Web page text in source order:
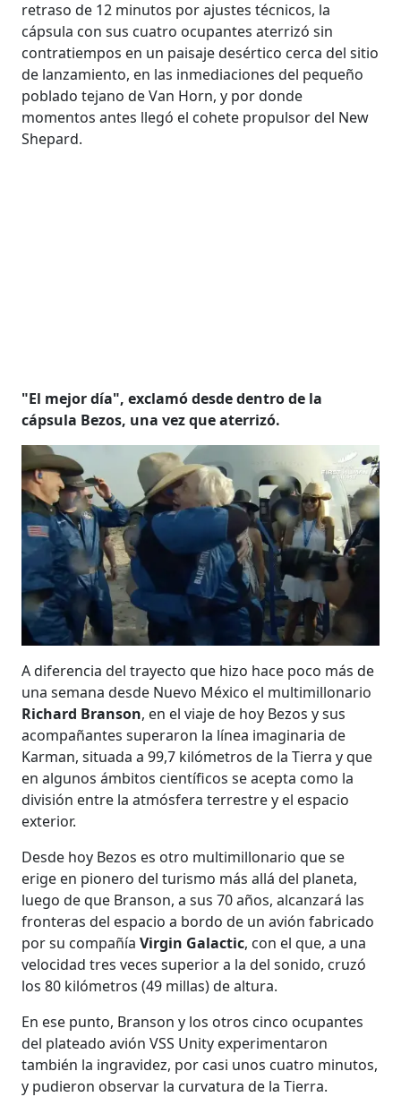
retraso de 12 minutos por ajustes técnicos, la
cápsula con sus cuatro ocupantes aterrizó sin
contratiempos en un paisaje desértico cerca del sitio
de lanzamiento, en las inmediaciones del pequeño
poblado tejano de Van Horn, y por donde
momentos antes llegó el cohete propulsor del New
Shepard.
"El mejor día", exclamó desde dentro de la
cápsula Bezos, una vez que aterrizó.
A diferencia del trayecto que hizo hace poco más de
una semana desde Nuevo México el multimillonario
Richard Branson, en el viaje de hoy Bezos y sus
acompañantes superaron la línea imaginaria de
Karman, situada a 99,7 kilómetros de la Tierra y que
en algunos ámbitos científicos se acepta como la
división entre la atmósfera terrestre y el espacio
exterior.
Desde hoy Bezos es otro multimillonario que se
erige en pionero del turismo más allá del planeta,
luego de que Branson, a sus 70 años, alcanzará las
fronteras del espacio a bordo de un avión fabricado
por su compañíaVirgin Galactic, con el que, a una
velocidad tres veces superior a la del sonido, cruzó
los 80 kilómetros (49 millas) de altura.
En ese punto, Branson y los otros cinco ocupantes
del plateado avión VSS Unity experimentaron
también la ingravidez, por casi unos cuatro minutos,
y pudieron observar la curvatura de la Tierra.